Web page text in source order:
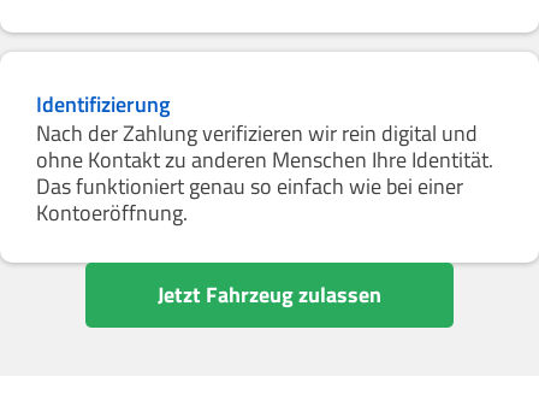
Identifizierung
Nach der Zahlung verifizieren wir rein digital und
ohne Kontakt zu anderen Menschen Ihre Identität.
Das funktioniert genau so einfach wie bei einer
Kontoeröffnung.
Jetzt Fahrzeug zulassen